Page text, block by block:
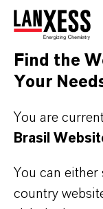
de produto
Find the
Your
You are
Brasil
You can
country